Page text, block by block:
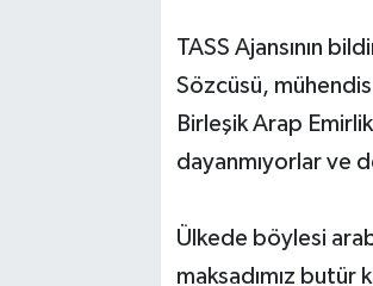
TASS Ajansının
Sözcüsü, mühendis
Birleşik Arap
dayanmıyorlar ve
Ülkede böylesi
maksadımız butür